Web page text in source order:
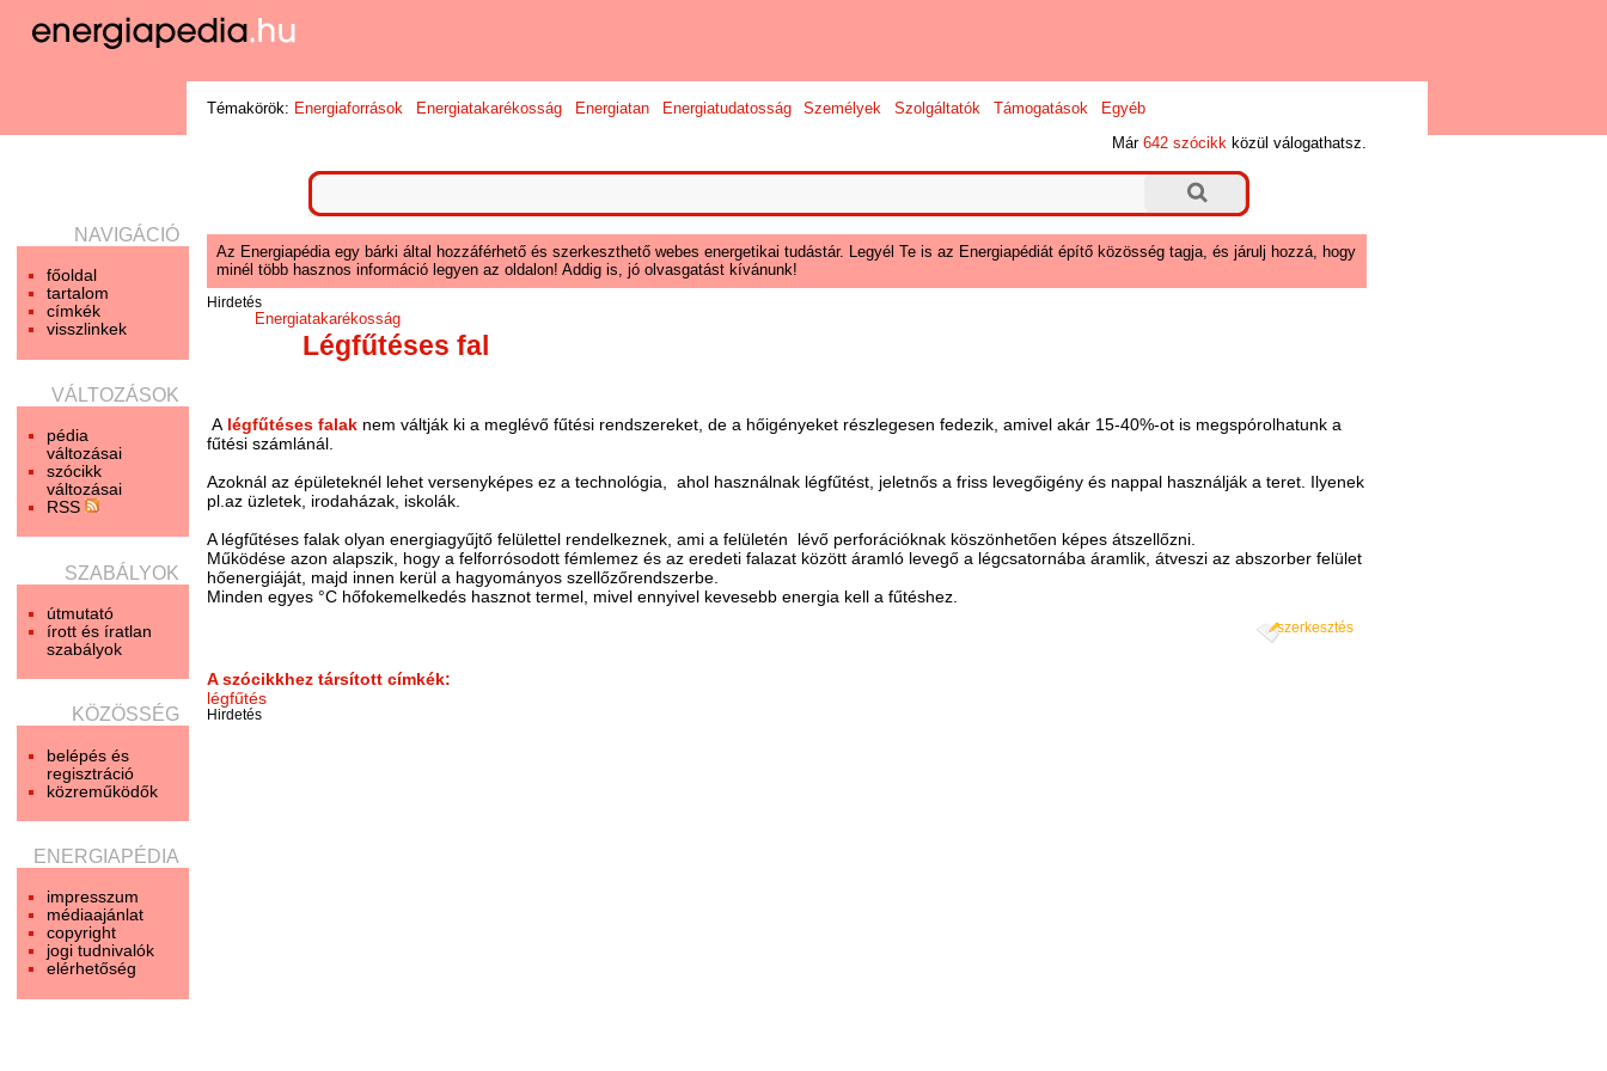
NAVIGÁCIÓ
főoldal
tartalom
címkék
visszlinkek
VÁLTOZÁSOK
pédia
változásai
szócikk
változásai
RSS
SZABÁLYOK
útmutató
írott és íratlan
szabályok
KÖZÖSSÉG
belépés és
regisztráció
közreműködők
ENERGIAPÉDIA
impresszum
médiaajánlat
copyright
jogi tudnivalók
elérhetőség
Témakörök: Energiaforrások Energiatakarékosság Energiatan Energiatudatosság Személyek Szolgáltatók Támogatások
Egyéb
Már642 szócikk közül válogathatsz.
Az Energiapédia egy bárki által hozzáférhető és szerkeszthető webes energetikai tudástár. Legyél Te is az Energiapédiát építő közösség tagja, és járulj hozzá, hogy
minél több hasznos információ legyen az oldalon! Addig is, jó olvasgatást kívánunk!
Hirdetés
Energiatakarékosság
Légfűtéses fal
Alégfűtéses falak nem váltják ki a meglévő fűtési rendszereket, de a hőigényeket részlegesen fedezik, amivel akár 15-40%-ot is megspórolhatunk a
fűtési számlánál.
Azoknál az épületeknél lehet versenyképes ez a technológia, ahol használnak légfűtést, jeletnős a friss levegőigény és nappal használják a teret. Ilyenek
pl.az üzletek, irodaházak, iskolák.
A légfűtéses falak olyan energiagyűjtő felülettel rendelkeznek, ami a felületén lévő perforációknak köszönhetően képes átszellőzni.
Működése azon alapszik, hogy a felforrósodott fémlemez és az eredeti falazat között áramló levegő a légcsatornába áramlik, átveszi az abszorber felület
hőenergiáját, majd innen kerül a hagyományos szellőzőrendszerbe.
Minden egyes °C hőfokemelkedés hasznot termel, mivel ennyivel kevesebb energia kell a fűtéshez.
szerkesztés
A szócikkhez társított címkék:
légfűtés
Hirdetés